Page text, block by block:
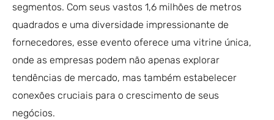
segmentos. Com seus vastos 1,6 milhões de metros
quadrados e uma diversidade impressionante de
fornecedores, esse evento oferece uma vitrine única,
onde as empresas podem não apenas explorar
tendências de mercado, mas também estabelecer
conexões cruciais para o crescimento de seus
negócios.